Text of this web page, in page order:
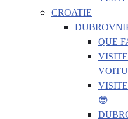
CROATIE
QUE
😎